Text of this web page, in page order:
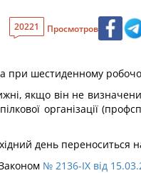
20221 Просмотров
при шестиденному
якщо він не
організації
день переноситься
№ 2136-IX від